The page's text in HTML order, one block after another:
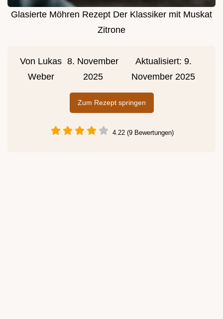
Glasierte Möhren Rezept Der Klassiker mit Muskat
Zitrone
Von Lukas
Weber
8. November
2025
Aktualisiert: 9.
November 2025
Zum Rezept springen
4.22 (9 Bewertungen)